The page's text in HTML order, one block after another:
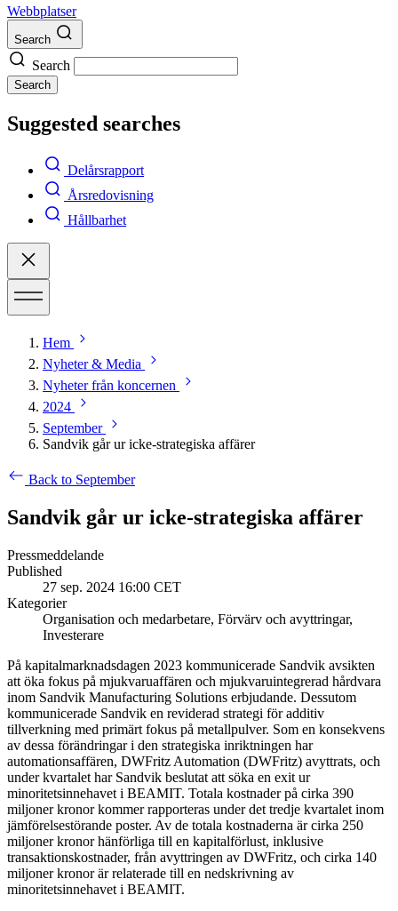
Webbplatser
Search
Search
Search
Suggested searches
Delårsrapport
Årsredovisning
Hållbarhet
Hem
Nyheter & Media
Nyheter från koncernen
2024
September
​​Sandvik går ur icke-strategiska affärer​
Back to September
​​Sandvik går ur icke-strategiska affärer​
Pressmeddelande
Published
27 sep. 2024 16:00 CET
Kategorier
Organisation och medarbetare, Förvärv och avyttringar,
Investerare
På kapitalmarknadsdagen 2023 kommunicerade Sandvik avsikten
att öka fokus på mjukvaruaffären och mjukvaruintegrerad hårdvara
inom Sandvik Manufacturing Solutions erbjudande. Dessutom
kommunicerade Sandvik en reviderad strategi för additiv
tillverkning med primärt fokus på metallpulver. Som en konsekvens
av dessa förändringar i den strategiska inriktningen har
automationsaffären, DWFritz Automation (DWFritz) avyttrats, och
under kvartalet har Sandvik beslutat att söka en exit ur
minoritetsinnehavet i BEAMIT. Totala kostnader på cirka 390
miljoner kronor kommer rapporteras under det tredje kvartalet inom
jämförelsestörande poster. Av de totala kostnaderna är cirka 250
miljoner kronor hänförliga till en kapitalförlust, inklusive
transaktionskostnader, från avyttringen av DWFritz, och cirka 140
miljoner kronor är relaterade till en nedskrivning av
minoritetsinnehavet i BEAMIT.